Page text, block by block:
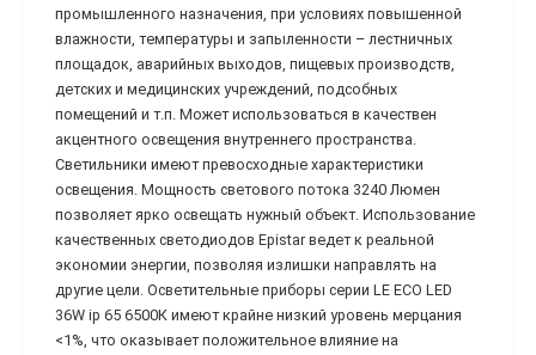
промышленного назначения, при условиях повышенной
влажности, температуры и запыленности – лестничных
площадок, аварийных выходов, пищевых производств,
детских и медицинских учреждений, подсобных
помещений и т.п. Может использоваться в качествен
акцентного освещения внутреннего пространства.
Светильники имеют превосходные характеристики
освещения. Мощность светового потока 3240 Люмен
позволяет ярко освещать нужный объект. Использование
качественных светодиодов Epistar ведет к реальной
экономии энергии, позволяя излишки направлять на
другие цели. Осветительные приборы серии LE ECO LED
36W ip 65 6500К имеют крайне низкий уровень мерцания
<1%, что оказывает положительное влияние на